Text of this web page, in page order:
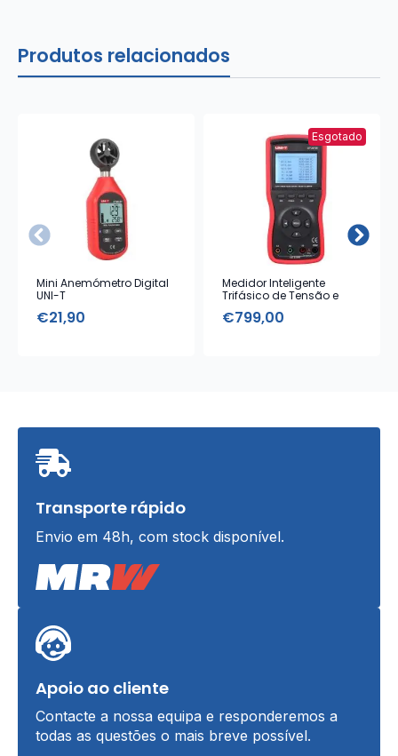
Produtos relacionados
Mini Anemómetro Digital
UNI-T
€21,90
Esgotado
Medidor Inteligente
Trifásico de Tensão e
€799,00
Transporte rápido
Envio em 48h, com stock disponível.
Apoio ao cliente
Contacte a nossa equipa e responderemos a
todas as questões o mais breve possível.